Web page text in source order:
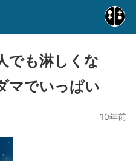
でも淋しくな
マでいっぱい
10年前